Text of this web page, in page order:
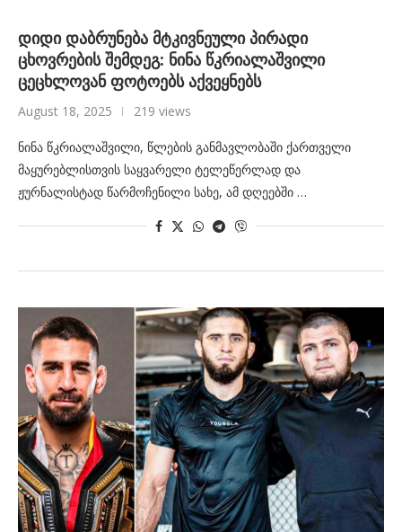
დიდი დაბრუნება მტკივნეული პირადი
ცხოვრების შემდეგ: ნინა წკრიალაშვილი
ცეცხლოვან ფოტოებს აქვეყნებს
August 18, 2025 219 views
ნინა წკრიალაშვილი, წლების განმავლობაში ქართველი
მაყურებლისთვის საყვარელი ტელეწერლად და
ჟურნალისტად წარმოჩენილი სახე, ამ დღეებში …